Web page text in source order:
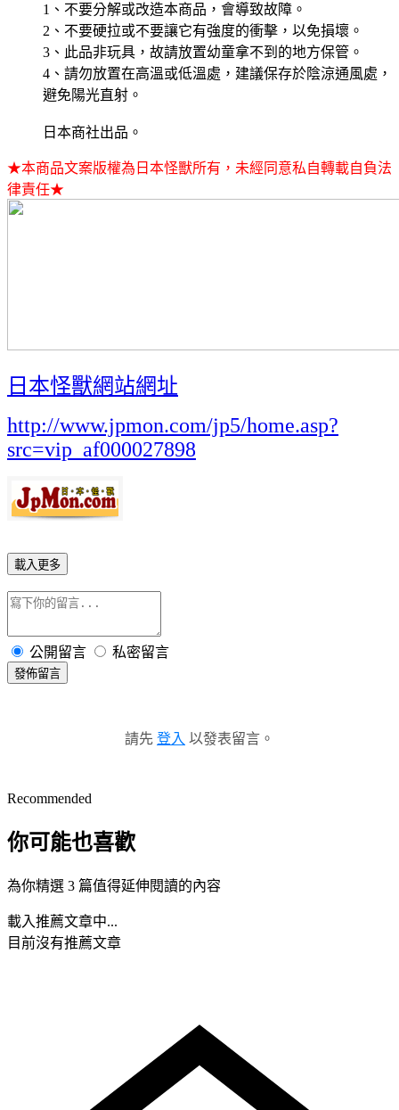
1、不要分解或改造本商品，會導致故障。
2、不要硬拉或不要讓它有強度的衝擊，以免損壞。
3、此品非玩具，故請放置幼童拿不到的地方保管。
4、請勿放置在高溫或低溫處，建議保存於陰涼通風處，
避免陽光直射。
日本商社出品。
★本商品文案版權為日本怪獸所有，未經同意私自轉載自負法
律責任★
日本怪獸網站網址
http://www.jpmon.com/jp5/home.asp?
src=vip_af000027898
載入更多
公開留言 私密留言
發佈留言
請先 登入 以發表留言。
Recommended
你可能也喜歡
為你精選 3 篇值得延伸閱讀的內容
載入推薦文章中...
目前沒有推薦文章